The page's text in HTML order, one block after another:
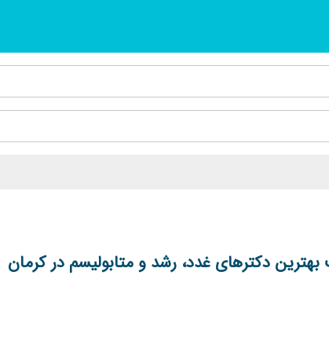
دکترهای غدد، رشد و متابولیسم در کرمان